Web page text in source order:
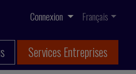
Connexion Français
Services Entreprises